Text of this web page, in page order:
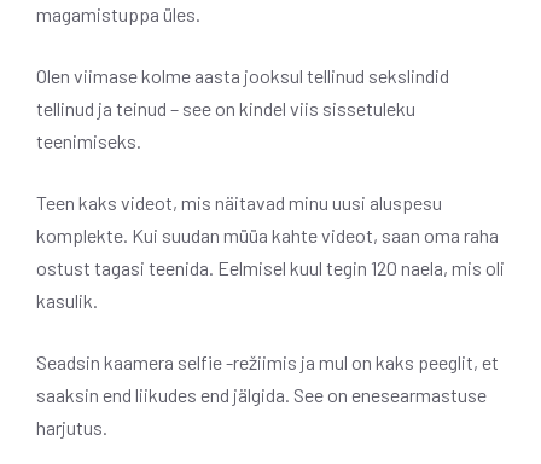
magamistuppa üles.
Olen viimase kolme aasta jooksul tellinud sekslindid
tellinud ja teinud – see on kindel viis sissetuleku
teenimiseks.
Teen kaks videot, mis näitavad minu uusi aluspesu
komplekte. Kui suudan müüa kahte videot, saan oma raha
ostust tagasi teenida. Eelmisel kuul tegin 120 naela, mis oli
kasulik.
Seadsin kaamera selfie -režiimis ja mul on kaks peeglit, et
saaksin end liikudes end jälgida. See on enesearmastuse
harjutus.